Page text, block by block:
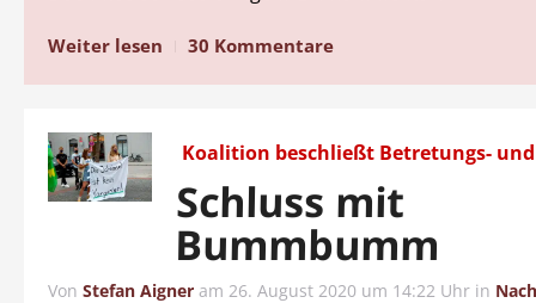
Weiter lesen 30 Kommentare
Koalition beschließt Betretungs-
Schluss mit
Bummbumm
Von Stefan Aigner am 26. August 2020 um 14:22 Uhr in